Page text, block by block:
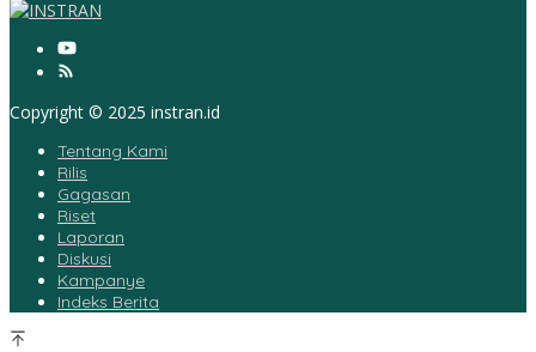
Copyright © 2025 instran.id
Tentang Kami
Rilis
Gagasan
Riset
Laporan
Diskusi
Kampanye
Indeks Berita